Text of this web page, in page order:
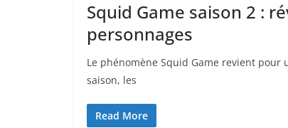
Squid Game saison 2 :
personnages
Le phénomène Squid Game revient pour
saison, les
Read More